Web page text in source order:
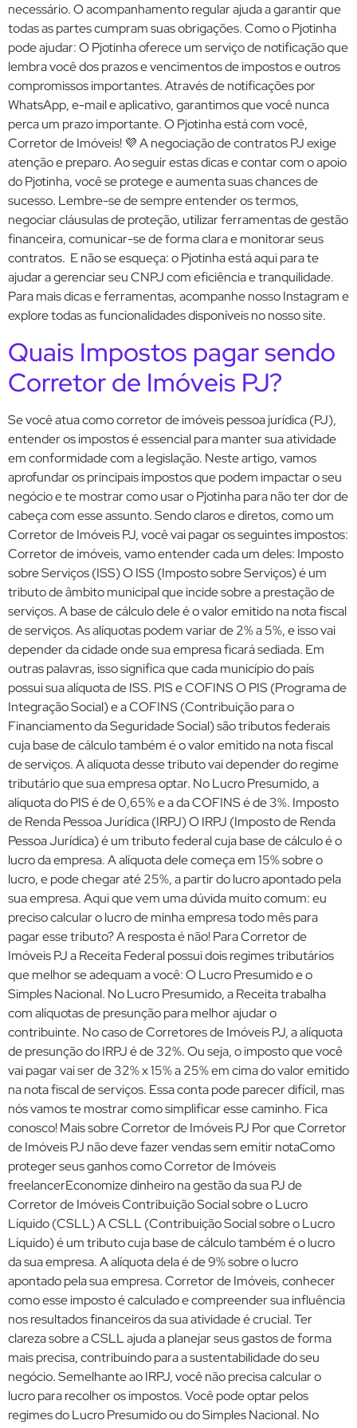
necessário. O acompanhamento regular ajuda a garantir que
todas as partes cumpram suas obrigações. Como o Pjotinha
pode ajudar: O Pjotinha oferece um serviço de notificação que
lembra você dos prazos e vencimentos de impostos e outros
compromissos importantes. Através de notificações por
WhatsApp, e-mail e aplicativo, garantimos que você nunca
perca um prazo importante. O Pjotinha está com você,
Corretor de Imóveis! 💜 A negociação de contratos PJ exige
atenção e preparo. Ao seguir estas dicas e contar com o apoio
do Pjotinha, você se protege e aumenta suas chances de
sucesso. Lembre-se de sempre entender os termos,
negociar cláusulas de proteção, utilizar ferramentas de gestão
financeira, comunicar-se de forma clara e monitorar seus
contratos. E não se esqueça: o Pjotinha está aqui para te
ajudar a gerenciar seu CNPJ com eficiência e tranquilidade.
Para mais dicas e ferramentas, acompanhe nosso Instagram e
explore todas as funcionalidades disponíveis no nosso site.
Quais Impostos pagar sendo
Corretor de Imóveis PJ?
Se você atua como corretor de imóveis pessoa jurídica (PJ),
entender os impostos é essencial para manter sua atividade
em conformidade com a legislação. Neste artigo, vamos
aprofundar os principais impostos que podem impactar o seu
negócio e te mostrar como usar o Pjotinha para não ter dor de
cabeça com esse assunto. Sendo claros e diretos, como um
Corretor de Imóveis PJ, você vai pagar os seguintes impostos:
Corretor de imóveis, vamo entender cada um deles: Imposto
sobre Serviços (ISS) O ISS (Imposto sobre Serviços) é um
tributo de âmbito municipal que incide sobre a prestação de
serviços. A base de cálculo dele é o valor emitido na nota fiscal
de serviços. As alíquotas podem variar de 2% a 5%, e isso vai
depender da cidade onde sua empresa ficará sediada. Em
outras palavras, isso significa que cada município do país
possui sua alíquota de ISS. PIS e COFINS O PIS (Programa de
Integração Social) e a COFINS (Contribuição para o
Financiamento da Seguridade Social) são tributos federais
cuja base de cálculo também é o valor emitido na nota fiscal
de serviços. A alíquota desse tributo vai depender do regime
tributário que sua empresa optar. No Lucro Presumido, a
alíquota do PIS é de 0,65% e a da COFINS é de 3%. Imposto
de Renda Pessoa Jurídica (IRPJ) O IRPJ (Imposto de Renda
Pessoa Jurídica) é um tributo federal cuja base de cálculo é o
lucro da empresa. A alíquota dele começa em 15% sobre o
lucro, e pode chegar até 25%, a partir do lucro apontado pela
sua empresa. Aqui que vem uma dúvida muito comum: eu
preciso calcular o lucro de minha empresa todo mês para
pagar esse tributo? A resposta é não! Para Corretor de
Imóveis PJ a Receita Federal possui dois regimes tributários
que melhor se adequam a você: O Lucro Presumido e o
Simples Nacional. No Lucro Presumido, a Receita trabalha
com alíquotas de presunção para melhor ajudar o
contribuinte. No caso de Corretores de Imóveis PJ, a alíquota
de presunção do IRPJ é de 32%. Ou seja, o imposto que você
vai pagar vai ser de 32% x 15% a 25% em cima do valor emitido
na nota fiscal de serviços. Essa conta pode parecer difícil, mas
nós vamos te mostrar como simplificar esse caminho. Fica
conosco! Mais sobre Corretor de Imóveis PJ Por que Corretor
de Imóveis PJ não deve fazer vendas sem emitir notaComo
proteger seus ganhos como Corretor de Imóveis
freelancerEconomize dinheiro na gestão da sua PJ de
Corretor de Imóveis Contribuição Social sobre o Lucro
Líquido (CSLL) A CSLL (Contribuição Social sobre o Lucro
Líquido) é um tributo cuja base de cálculo também é o lucro
da sua empresa. A alíquota dela é de 9% sobre o lucro
apontado pela sua empresa. Corretor de Imóveis, conhecer
como esse imposto é calculado e compreender sua influência
nos resultados financeiros da sua atividade é crucial. Ter
clareza sobre a CSLL ajuda a planejar seus gastos de forma
mais precisa, contribuindo para a sustentabilidade do seu
negócio. Semelhante ao IRPJ, você não precisa calcular o
lucro para recolher os impostos. Você pode optar pelos
regimes do Lucro Presumido ou do Simples Nacional. No